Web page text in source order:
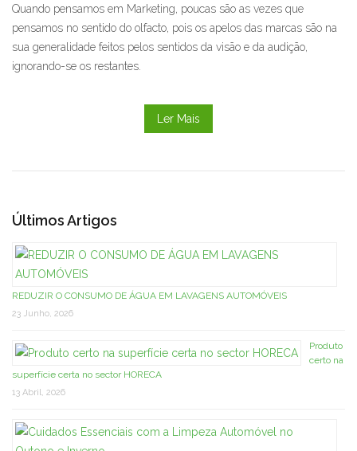
Quando pensamos em Marketing, poucas são as vezes que
pensamos no sentido do olfacto, pois os apelos das marcas são na
sua generalidade feitos pelos sentidos da visão e da audição,
ignorando-se os restantes.
Ler Mais
Últimos Artigos
REDUZIR O CONSUMO DE ÁGUA EM LAVAGENS AUTOMÓVEIS
23 Junho, 2026
Produto
certo na
superfície certa no sector HORECA
13 Abril, 2026